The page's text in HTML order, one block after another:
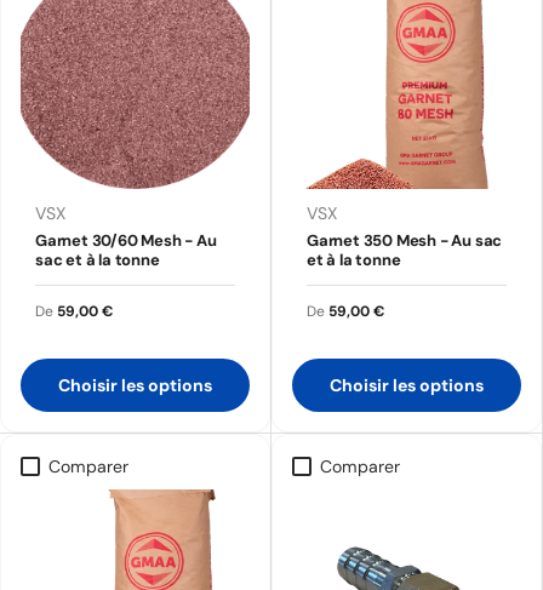
VSX
Garnet 30/60 Mesh - Au
sac et à la tonne
De 59,00 €
Choisir les options
VSX
Garnet 350 Mesh - Au sac
et à la tonne
De 59,00 €
Choisir les options
Comparer Comparer